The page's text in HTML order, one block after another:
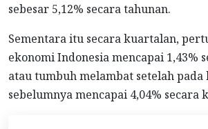
sebesar 5,12% secara tahunan.
Sementara itu secara kuartalan,
ekonomi Indonesia mencapai 1,43%
atau tumbuh melambat setelah
sebelumnya mencapai 4,04% secara